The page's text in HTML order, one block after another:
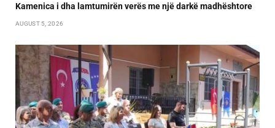
Kamenica i dha lamtumirën verës me një darkë madhështore
AUGUST 5, 2026